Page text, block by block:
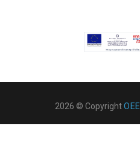
2026 © CopyrightΟΕΕ